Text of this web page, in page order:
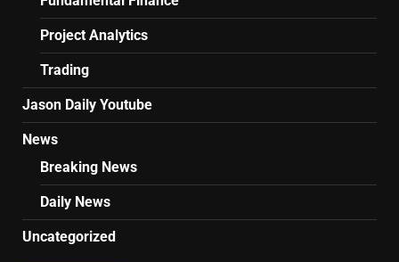
Project Analytics
Trading
Jason Daily Youtube
News
Breaking News
Daily News
Uncategorized